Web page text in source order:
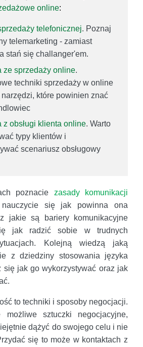
online:
telefonicznej. Poznaj
telemarketing - zamiast
stań się challanger'em.
ze sprzedaży online.
techniki sprzedaży w online
które powinien znać
z obsługi klienta online. Warto
typy klientów i
scenariusz obsługowy
poznacie zasady komunikacji
się jak powinna ona
jakie są bariery komunikacyjne
jak radzić sobie w trudnych
Kolejną wiedzą jaką
z dziedziny stosowania języka
się jak go wykorzystywać oraz jak
to techniki i sposoby negocjacji.
możliwe sztuczki negocjacyjne,
dążyć do swojego celu i nie
się to może w kontaktach z